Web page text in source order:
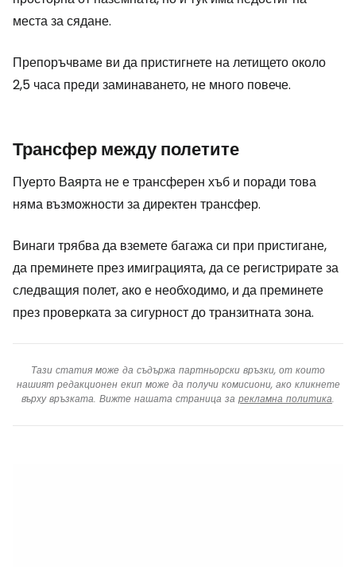
места за сядане.
Препоръчваме ви да пристигнете на летището около
2,5 часа преди заминаването, не много повече.
Трансфер между полетите
Пуерто Ваярта не е трансферен хъб и поради това
няма възможности за директен трансфер.
Винаги трябва да вземете багажа си при пристигане,
да преминете през имиграцията, да се регистрирате за
следващия полет, ако е необходимо, и да преминете
през проверката за сигурност до транзитната зона.
Тази статия може да съдържа партньорски връзки, от които
нашият редакционен екип може да получи комисиони, ако кликнете
върху връзката. Вижте нашата страница за рекламна политика.